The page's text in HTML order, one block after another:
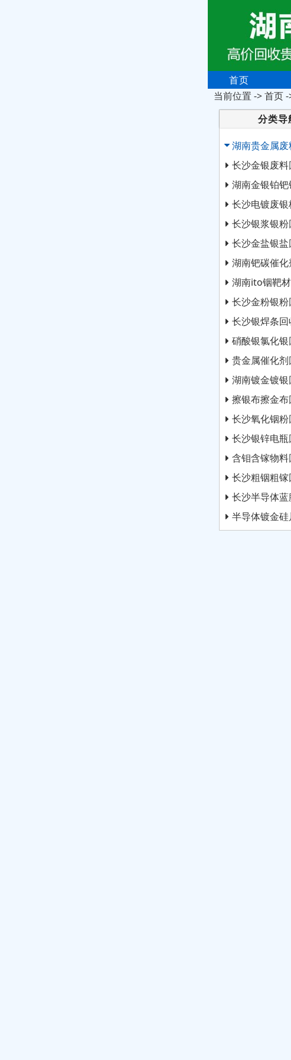
首页
当前位置 ->首页-
分类导
湖南贵金属废
长沙金银废料
湖南金银铂钯
长沙电镀废银
长沙银浆银粉
长沙金盐银盐
湖南钯碳催化
湖南ito铟靶
长沙金粉银粉
长沙银焊条回
硝酸银氯化银
贵金属催化剂
湖南镀金镀银
擦银布擦金布
长沙氧化铟粉
长沙银锌电瓶
含钼含镓物料
长沙粗铟粗镓
长沙半导体蓝
半导体镀金硅